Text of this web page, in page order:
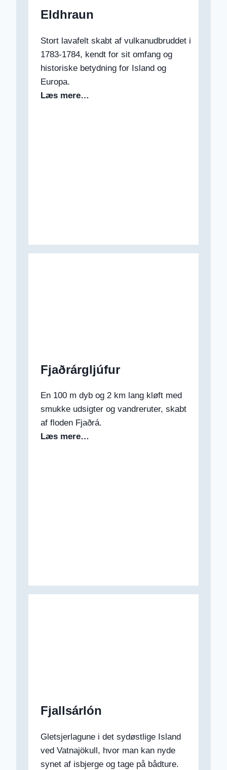
Eldhraun
Stort lavafelt skabt af vulkanudbruddet i
1783-1784, kendt for sit omfang og
historiske betydning for Island og
Europa.
Læs mere…
Fjaðrárgljúfur
En 100 m dyb og 2 km lang kløft med
smukke udsigter og vandreruter, skabt
af floden Fjaðrá.
Læs mere…
Fjallsárlón
Gletsjerlagune i det sydøstlige Island
ved Vatnajökull, hvor man kan nyde
synet af isbjerge og tage på bådture.